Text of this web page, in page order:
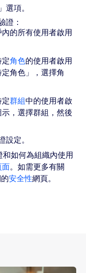
項。
證：
的所有使用者啟用
角色的使用者啟用
角色」，選擇角
群組中的使用者啟
，選擇群組，然後
設定。
如何為組織內使用
面。如需更多有關
安全性網頁。